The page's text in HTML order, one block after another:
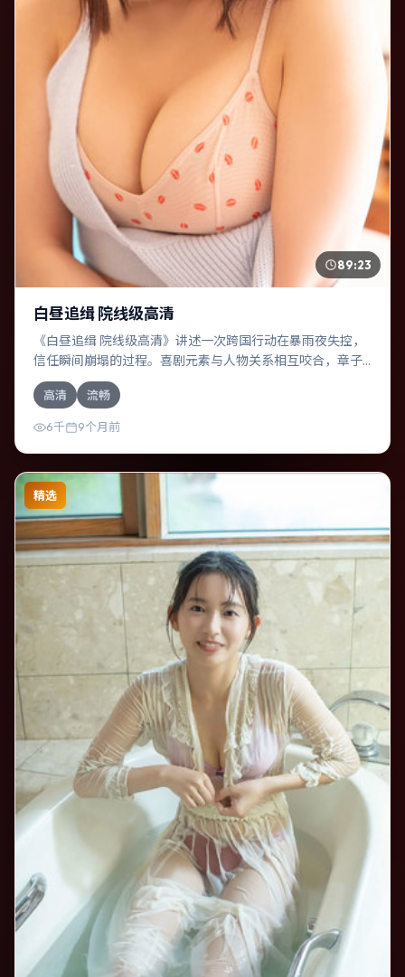
89:23
白昼追缉 院线级高清
《白昼追缉 院线级高清》讲述一次跨国行动在暴雨夜失控，
信任瞬间崩塌的过程。喜剧元素与人物关系相互咬合，章子
怡、赞达亚的对手戏尤为出彩。导演林超贤善于在长镜头中
积蓄张力，本片亦在美国实地取景，增强真实质感。
高清 流畅
6千 9个月前
精选